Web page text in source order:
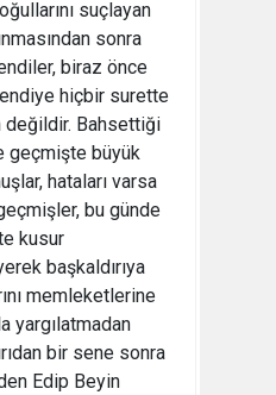
suçlayan
sonra
biraz önce
hiçbir surette
değildir. Bahsettiği
geçmişte büyük
hataları varsa
bu günde
kusur
başkaldırıya
memleketlerine
yargılatmadan
bir sene sonra
Edip Beyin